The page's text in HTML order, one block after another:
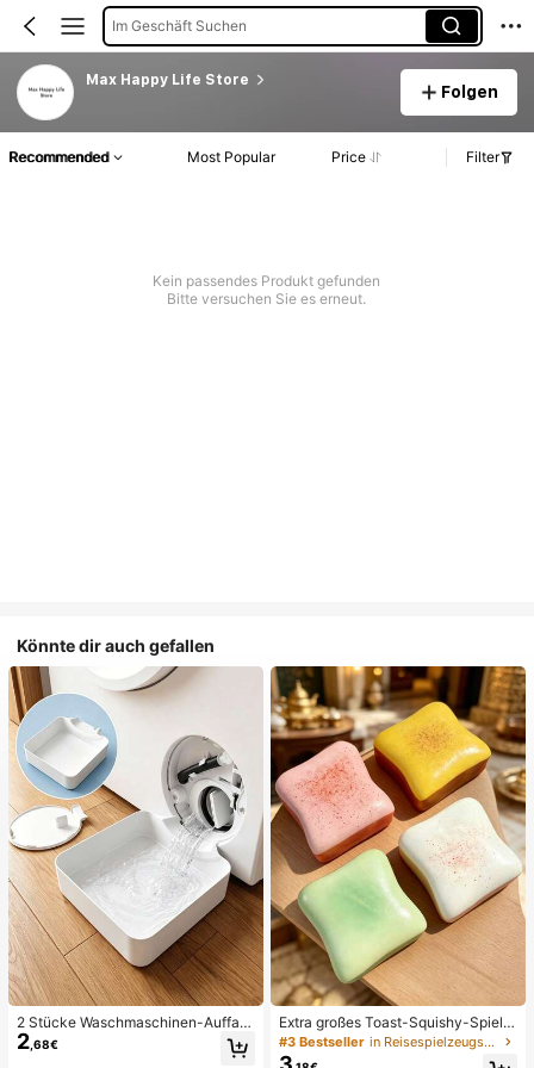
Im Geschäft Suchen
Max Happy Life Store
Folgen
Recommended Most Popular Price Filter
Kein passendes Produkt gefunden
Bitte versuchen Sie es erneut.
Könnte dir auch gefallen
2 Stücke Waschmaschinen-Auffan
gwanne Tropfschale, wasserdichte
Bodenschutzmatte für Waschraum,
2 ,68€
Extra großes Toast-Squishy-Spielz
eug, superweiches Buttertoast-Stre
ssabbau-Drückspielzeug, erhältlich
#3 Bestseller in Reisespielzeugset Quetschspielzeug für Teenager